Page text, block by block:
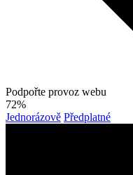
Podpořte provoz webu
72%
Jednorázově Předplatné